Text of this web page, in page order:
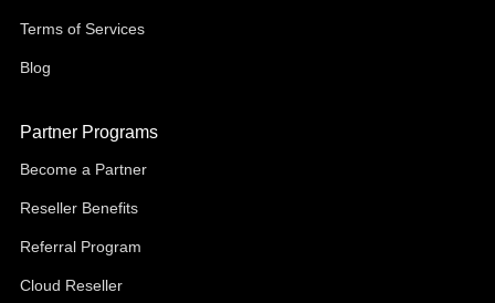
Terms of Services
Blog
Partner Programs
Become a Partner
Reseller Benefits
Referral Program
Cloud Reseller